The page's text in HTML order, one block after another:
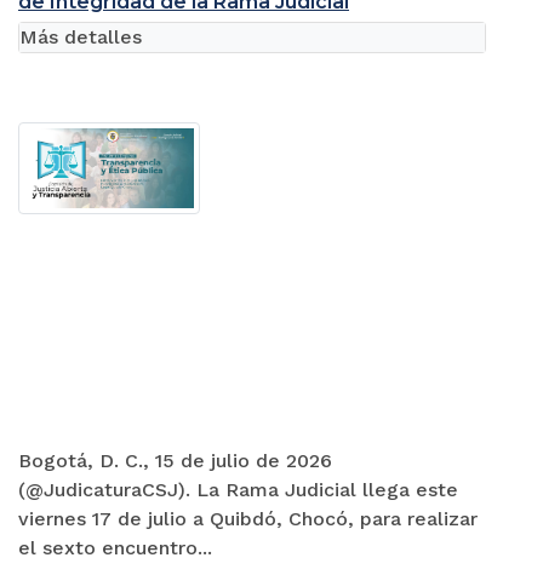
Bogotá, D. C., 15 de julio de 2026
(@JudicaturaCSJ). La Rama Judicial llega este
viernes 17 de julio a Quibdó, Chocó, para realizar
el sexto encuentro...
Más detalles